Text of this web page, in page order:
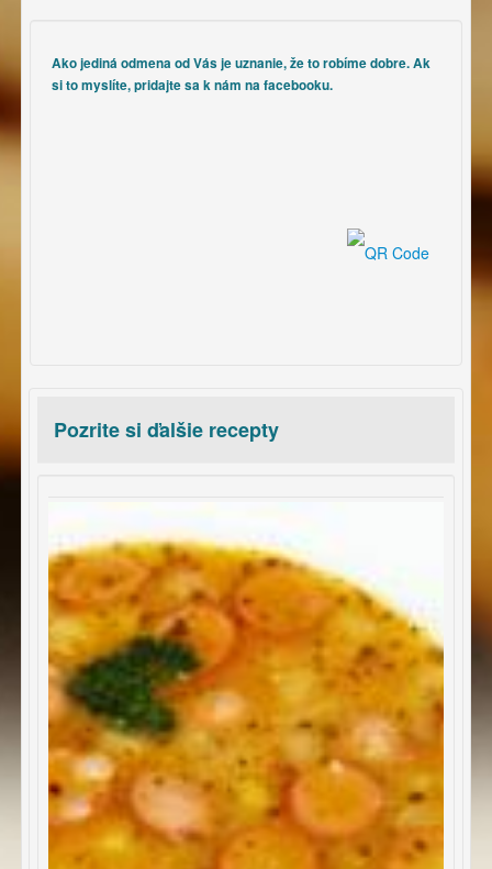
Ako jediná odmena od Vás je uznanie, že to robíme dobre. Ak
si to myslíte, pridajte sa k nám na facebooku.
Pozrite si ďalšie recepty